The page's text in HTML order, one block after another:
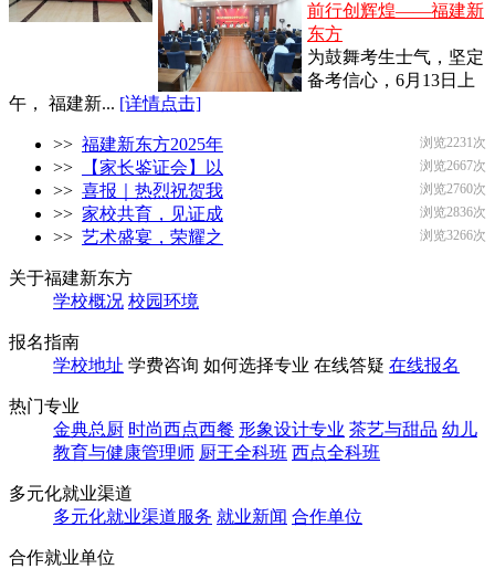
前行创辉煌——福建新
东方
为鼓舞考生士气，坚定
备考信心，6月13日上
午， 福建新... [详情点击]
>> 福建新东方2025年 浏览2231次
>> 【家长鉴证会】以 浏览2667次
>> 喜报｜热烈祝贺我 浏览2760次
>> 家校共育，见证成 浏览2836次
>> 艺术盛宴，荣耀之 浏览3266次
关于福建新东方
学校概况 校园环境
报名指南
学校地址 学费咨询 如何选择专业 在线答疑 在线报名
热门专业
金典总厨 时尚西点西餐 形象设计专业 茶艺与甜品 幼儿
教育与健康管理师 厨王全科班 西点全科班
多元化就业渠道
多元化就业渠道服务 就业新闻 合作单位
合作就业单位